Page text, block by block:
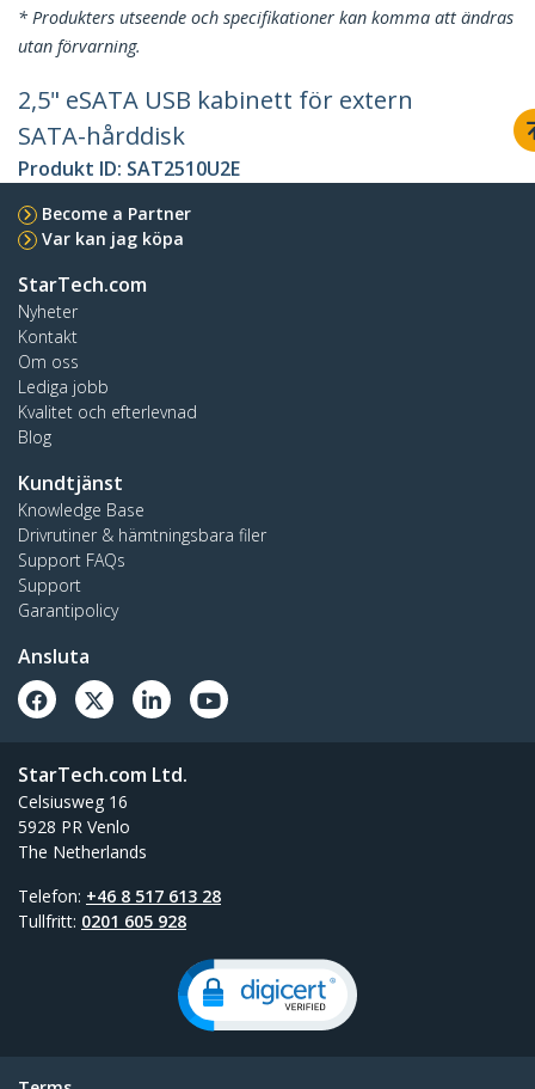
* Produkters utseende och specifikationer kan komma att ändras
utan förvarning.
2,5" eSATA USB kabinett för extern
SATA-hårddisk
Produkt ID: SAT2510U2E
Become a Partner
Var kan jag köpa
StarTech.com
Nyheter
Kontakt
Om oss
Lediga jobb
Kvalitet och efterlevnad
Blog
Kundtjänst
Knowledge Base
Drivrutiner & hämtningsbara filer
Support FAQs
Support
Garantipolicy
Ansluta
StarTech.com Ltd.
Celsiusweg 16
5928 PR Venlo
The Netherlands
Telefon: +46 8 517 613 28
Tullfritt: 0201 605 928